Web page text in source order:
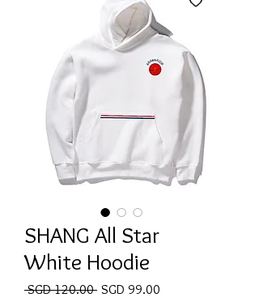
SHANG All Star
White Hoodie
SGD 120.00 通常価格
SGD 99.00